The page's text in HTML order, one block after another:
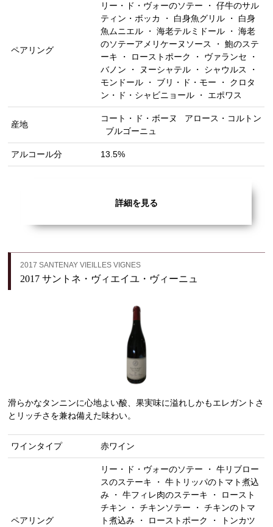
ペアリング
リー・ド・ヴォーのソテー ・ 仔牛のサル
ティン・ボッカ ・ 白身魚グリル ・ 白身
魚ムニエル ・ 海老テルミドール ・ 海老
のソテーアメリケーヌソース ・ 鮑のステ
ーキ ・ ローストポーク ・ ヴァランセ ・
バノン ・ ヌーシャテル ・ シャウルス ・
モンドール ・ ブリ・ド・モー ・ クロタ
ン・ド・シャビニョール ・ エポワス
産地
コート・ド・ボーヌ
アロース・コルトン
ブルゴーニュ
アルコール分 13.5%
詳細を見る
2017 SANTENAY VIEILLES VIGNES
2017 サントネ・ヴィエイユ・ヴィーニュ
滑らかなタンニンに心地よい酸、果実味に溢れしかもエレガントさ
とリッチさを兼ね備えた味わい。
ワインタイプ 赤ワイン
ペアリング
リー・ド・ヴォーのソテー ・ 牛リブロー
スのステーキ ・ 牛トリッパのトマト煮込
み ・ 牛フィレ肉のステーキ ・ ロースト
チキン ・ チキンソテー ・ チキンのトマ
ト煮込み ・ ローストポーク ・ トンカツ